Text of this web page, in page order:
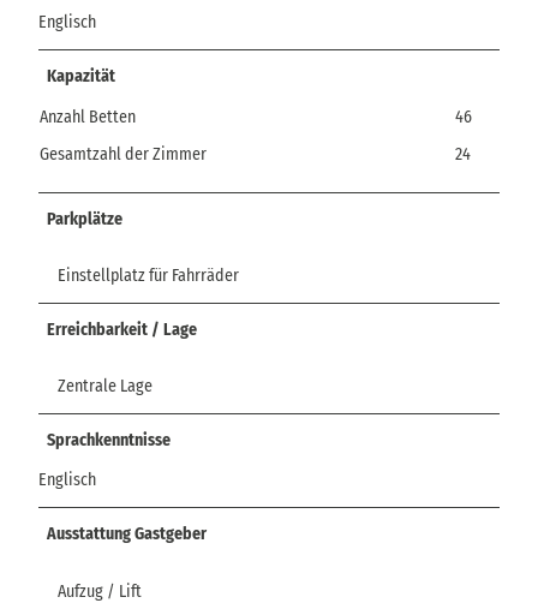
Englisch
Kapazität
Anzahl Betten
46
Gesamtzahl der Zimmer
24
Parkplätze
Einstellplatz für Fahrräder
Erreichbarkeit / Lage
Zentrale Lage
Sprachkenntnisse
Englisch
Ausstattung Gastgeber
Aufzug / Lift